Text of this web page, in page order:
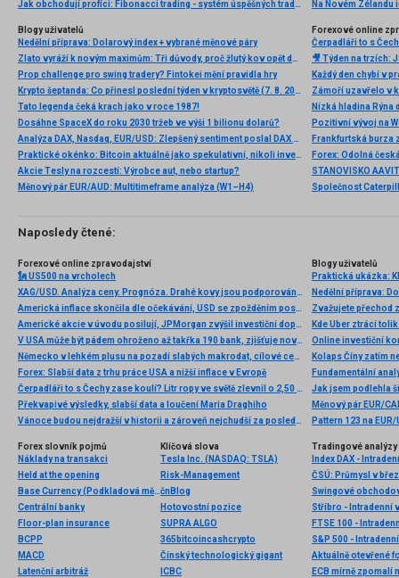
Jak obchodují profíci: Fibonacci trading - systém úspěšných traderů Na Novém Zélandu
Blogy uživatelů
Nedělní příprava: Dolarový index + vybrané měnové páry
Zlato vyráží k novým maximům: Tři důvody, proč žlutý kov opět dominuje
Prop challenge pro swing tradery? Fintokei mění pravidla hry
Krypto šeptanda: Co přinesl poslední týden v kryptosvětě (7. 8. 2026)
Tato legenda čeká krach jako v roce 1987!
Dosáhne SpaceX do roku 2030 tržeb ve výši 1 bilionu dolarů?
Analýza DAX, Nasdaq, EUR/USD: Zlepšený sentiment poslal DAX na nová maxima
Praktické okénko: Bitcoin aktuálně jako spekulativní, nikoli investiční aktivum
Akcie Tesly na rozcestí: Výrobce aut, nebo startup?
Měnový pár EUR/AUD: Multitimeframe analýza (W1–H4)
Forexové online
Nízká hladina
Pozitivní vývoj na
Frankfurtská burza
Naposledy čtené:
Forexové online zpravodajství
🗽 US500 na vrcholech
XAG/USD. Analýza ceny. Prognóza. Drahé kovy jsou podporovány slabšími údaji z USA
Americká inflace skončila dle očekávání, USD se zpožděním posiluje
Americké akcie v úvodu posilují, JPMorgan zvýšil investiční doporučení u několika společností
V USA může být pádem ohroženo až takřka 190 bank, zjišťuje nová studie. Pády bank by zřejmě vedly k růstu ceny bitcoinu a dalších kryptoměn
Německo v lehkém plusu na pozadí slabých makrodat, cílové ceny hýbaly Continentalem a Daimlerem
Forex: Slabší data z trhu práce USA a nižší inflace v Evropě
Čerpadláři to s Čechy zase koulí? Litr ropy ve světě zlevnil o 2,50 Kč, ale litr nafty v ČR ve stejné době zdražil o více než 1 Kč
Překvapivé výsledky, slabší data a loučení Maria Draghiho
Vánoce budou nejdražší v historii a zároveň nejchudší za poslední léta, lidé totiž před dárky budou muset upřednostnit platbu za plyn či elektřinu. Vyplatí se pod stromeček nakupovat už nyní
Blogy uživatelů
Praktická ukázka:
Nedělní příprava:
Kde Uber ztrácí
Online investiční
Kolaps Číny zatím
Jak jsem podlehla
Měnový pár EUR/
Pattern 123 na
Forex slovník pojmů
Náklady na transakci
Held at the opening
Base Currency (Podkladová měna)
Centrální banky
Floor-plan insurance
BCPP
MACD
Latenční arbitráž
Klíčová slova
Tesla Inc. (NASDAQ: TSLA)
Risk-Management
čnBlog
Hotovostní pozice
SUPRA ALGO
365bitcoincashcrypto
Čínský technologický gigant
ICBC
Tradingové analýzy
Index DAX -
ČSÚ: Průmysl v
Swingové
Stříbro - Intradenní
FTSE 100 -
S&P 500 -
Aktuálně otevřené
ECB mírně zpomalí